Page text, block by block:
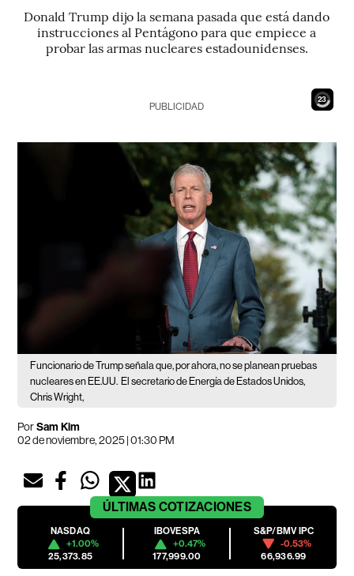
Donald Trump dijo la semana pasada que está dando
instrucciones al Pentágono para que empiece a
probar las armas nucleares estadounidenses.
22
PUBLICIDAD
Funcionario de Trump señala que, por ahora, no se planean pruebas
nucleares en EE.UU. El secretario de Energía de Estados Unidos,
Chris Wright,
PorSam Kim
02 de noviembre, 2025 | 01:30 PM
ÚLTIMAS COTIZACIONES
NASDAQ
+1.00%
25,373.85
IBOVESPA
+0.47%
177,999.00
S&P/BMV IPC
-0.53%
66,936.99